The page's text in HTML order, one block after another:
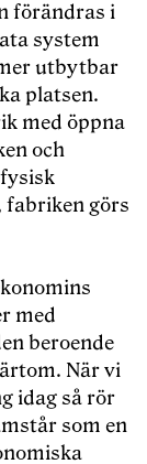
förändras i
system
utbytbar
platsen.
med öppna
och
görs
med
beroende
När vi
idag så rör
som en